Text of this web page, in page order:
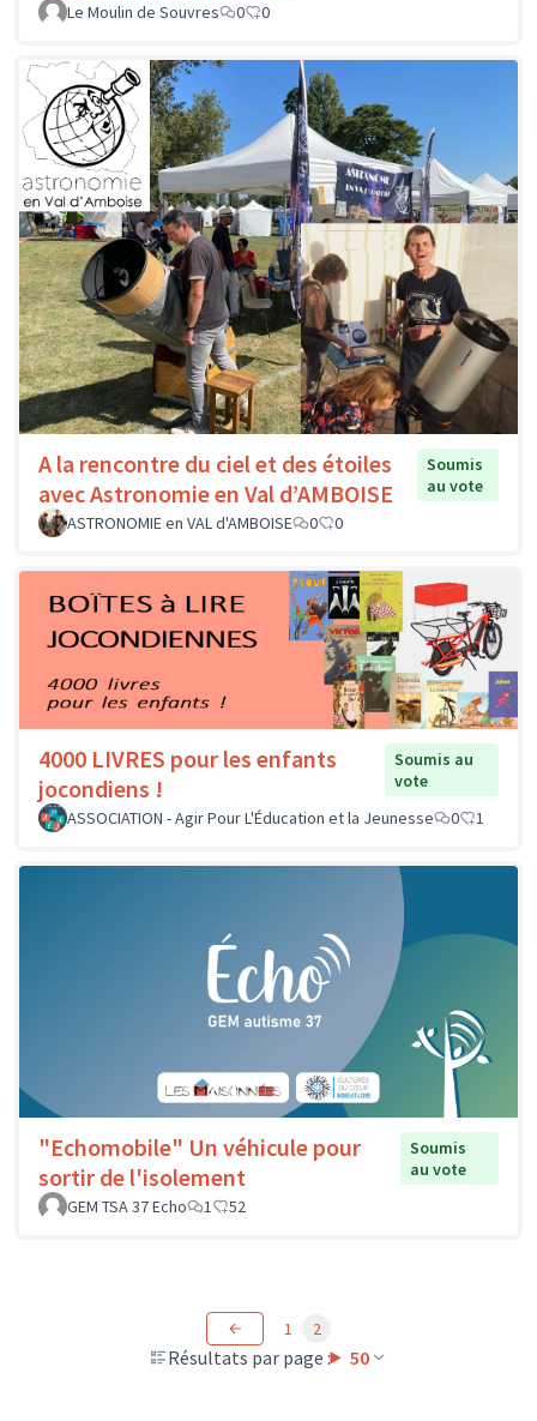
Le Moulin de Souvres 0 0
A la rencontre du ciel et des étoiles
avec Astronomie en Val d’AMBOISE
Soumis
au vote
ASTRONOMIE en VAL d'AMBOISE
0 0
4000 LIVRES pour les enfants
jocondiens !
Soumis au
vote
ASSOCIATION - Agir Pour L'Éducation et la Jeunesse
0 1
"Echomobile" Un véhicule pour
sortir de l'isolement
Soumis
au vote
GEM TSA 37 Echo
1 52
Résultats par page : 50
1 2